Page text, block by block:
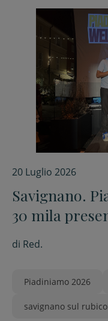
20 Luglio 2026
Savignano.
30 mila
giovani
di Red.
Piadiniamo 2026
savignano sul